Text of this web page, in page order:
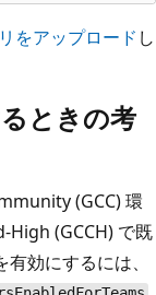
をアップロード し
ときの考
(GCC) 環
(GCCH) で既
効にするには、